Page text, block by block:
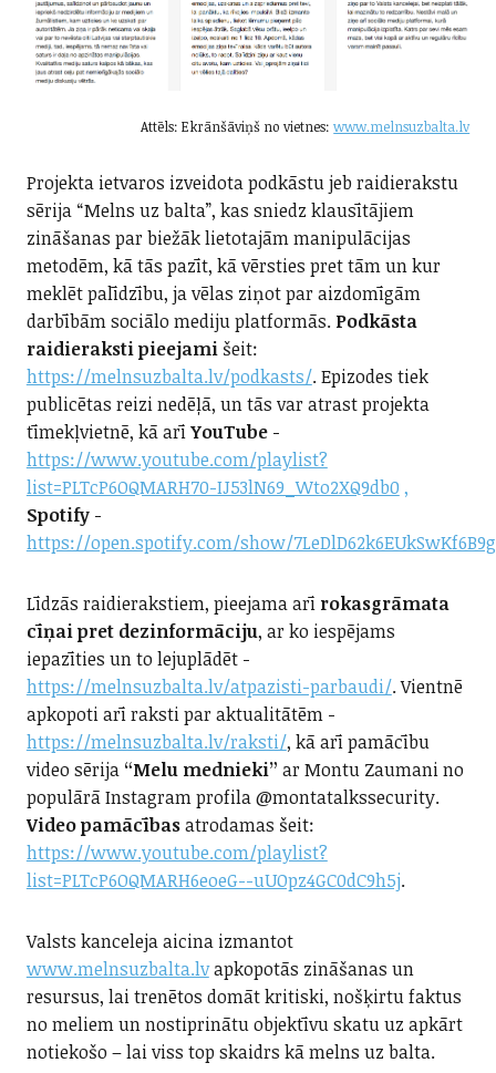
Attēls: Ekrānšāviņš no vietnes:www.melnsuzbalta.lv
Projekta ietvaros izveidota podkāstu jeb raidierakstu
sērija “Melns uz balta”, kas sniedz klausītājiem
zināšanas par biežāk lietotajām manipulācijas
metodēm, kā tās pazīt, kā vērsties pret tām un kur
meklēt palīdzību, ja vēlas ziņot par aizdomīgām
darbībām sociālo mediju platformās. Podkāsta
raidieraksti pieejami šeit:
https://melnsuzbalta.lv/podkasts/. Epizodes tiek
publicētas reizi nedēļā, un tās var atrast projekta
tīmekļvietnē, kā arīYouTube-
https://www.youtube.com/playlist?
list=PLTcP6OQMARH70-IJ53lN69_Wto2XQ9db0 ,
Spotify-
https://open.spotify.com/show/
Līdzās raidierakstiem, pieejama arī rokasgrāmata
cīņai pret dezinformāciju, ar ko iespējams
iepazīties un to lejuplādēt -
https://melnsuzbalta.lv/atpazisti-parbaudi/. Vientnē
apkopoti arī raksti par aktualitātēm -
https://melnsuzbalta.lv/raksti/, kā arī pamācību
video sērija “Melu mednieki” ar Montu Zaumani no
populārā Instagram profila @montatalkssecurity.
Video pamācībasatrodamas šeit:
https://www.youtube.com/playlist?
list=PLTcP6OQMARH6eoeG--uUOpz4GC0dC9h5j.
Valsts kanceleja aicina izmantot
www.melnsuzbalta.lvapkopotās zināšanas un
resursus, lai trenētos domāt kritiski, nošķirtu faktus
no meliem un nostiprinātu objektīvu skatu uz apkārt
notiekošo – lai viss top skaidrs kā melns uz balta.